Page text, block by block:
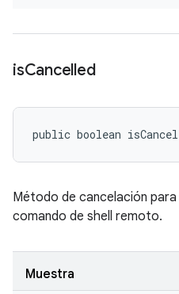
isCancelled
public boolean
Método de cancelación
comando de shell remoto.
Muestra